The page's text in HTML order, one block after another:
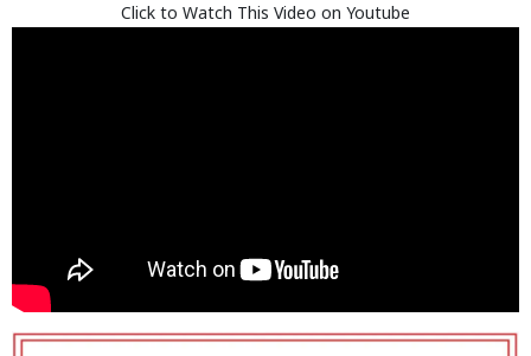
Click to Watch This Video on Youtube